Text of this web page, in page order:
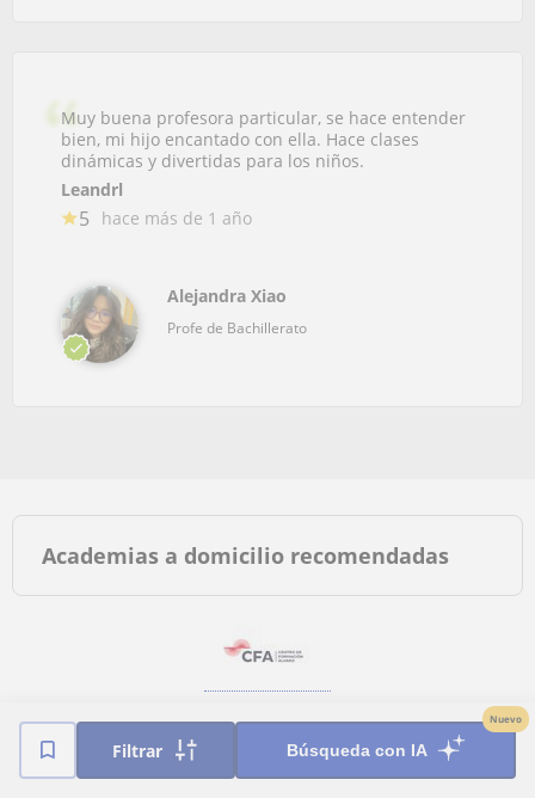
Filtrar Búsqueda con IA
Nuevo
Muy buena profesora particular, se hace entender
bien, mi hijo encantado con ella. Hace clases
dinámicas y divertidas para los niños.
Leandrl
5 hace más de 1 año
Alejandra Xiao
Profe de Bachillerato
Academias a domicilio recomendadas
Clases a domicilio más buscadas